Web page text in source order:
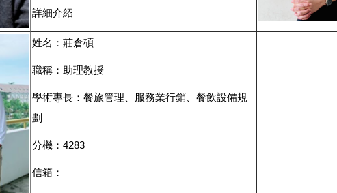
詳細介紹
姓名：莊倉碩
職稱：助理教授
學術專長：餐旅管理、服務業行銷、餐飲設備規
劃
分機：4283
信箱：